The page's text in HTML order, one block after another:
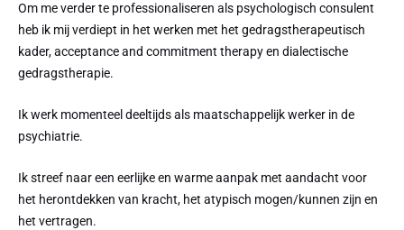
Om me verder te professionaliseren als psychologisch consulent
heb ik mij verdiept in het werken met het gedragstherapeutisch
kader, acceptance and commitment therapy en dialectische
gedragstherapie.
Ik werk momenteel deeltijds als maatschappelijk werker in de
psychiatrie.
Ik streef naar een eerlijke en warme aanpak met aandacht voor
het herontdekken van kracht, het atypisch mogen/kunnen zijn en
het vertragen.